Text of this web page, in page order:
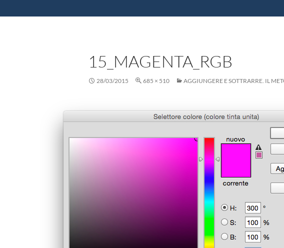
15_MAGENTA_RGB
28/03/2015 685 × 510 AGGIUNGERE E SOTTRARRE. IL